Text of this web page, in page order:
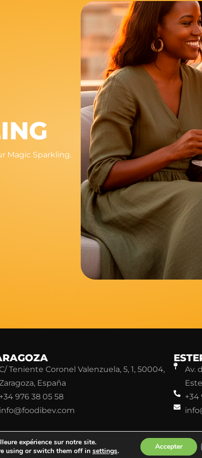
Magic Sparkling.
C/ Teniente Coronel Valenzuela, 5, 1, 50004,
España
+34 976 38 05 58
info@foodibev.com
Av.
+34
derechos reservados.Aviso legalPolítica de Privacidad Política de
expérience sur notre site.
using or switch them off in settings. Accepter